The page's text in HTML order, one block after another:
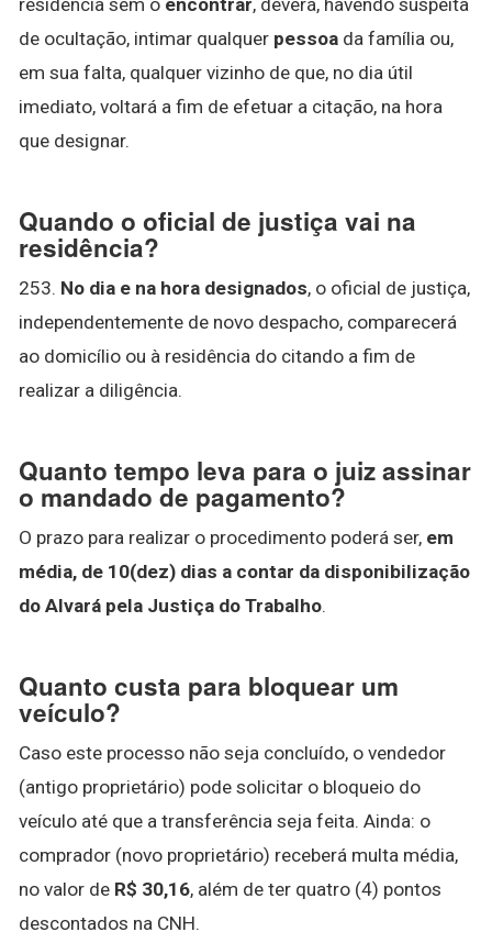
de ocultação, intimar qualquer pessoa da família ou,
em sua falta, qualquer vizinho de que, no dia útil
imediato, voltará a fim de efetuar a citação, na hora
que designar.
Quando o oficial de justiça vai na
residência?
253. No dia e na hora designados, o oficial de justiça,
independentemente de novo despacho, comparecerá
ao domicílio ou à residência do citando a fim de
realizar a diligência.
Quanto tempo leva para o juiz assinar
o mandado de pagamento?
O prazo para realizar o procedimento poderá ser, em
média, de 10(dez) dias a contar da disponibilização
do Alvará pela Justiça do Trabalho.
Quanto custa para bloquear um
veículo?
Caso este processo não seja concluído, o vendedor
(antigo proprietário) pode solicitar o bloqueio do
veículo até que a transferência seja feita. Ainda: o
comprador (novo proprietário) receberá multa média,
no valor de R$ 30,16, além de ter quatro (4) pontos
descontados na CNH.